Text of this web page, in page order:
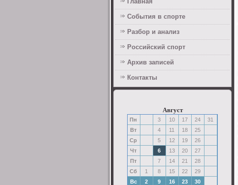
События в спорте
Разбор и анализ
Российский спорт
Архив записей
Контакты
Август
Пн 3 10 17 24
31
Вт
4 11 18
25
Ср
5 12 19
26
Чт
6 13 20
27
Пт
7 14 21
28
Сб
1 8 15 22
29
Вс
2 9 16 23 30